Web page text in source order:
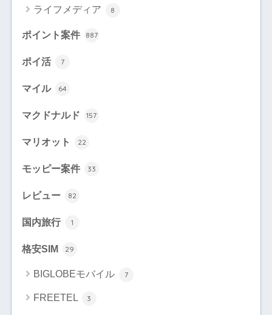
ライフメディア 8
ポイント案件 887
ポイ活 7
マイル 64
マクドナルド 157
マリオット 22
モッピー案件 33
レビュー 82
国内旅行 1
格安SIM 29
BIGLOBEモバイル 7
FREETEL 3